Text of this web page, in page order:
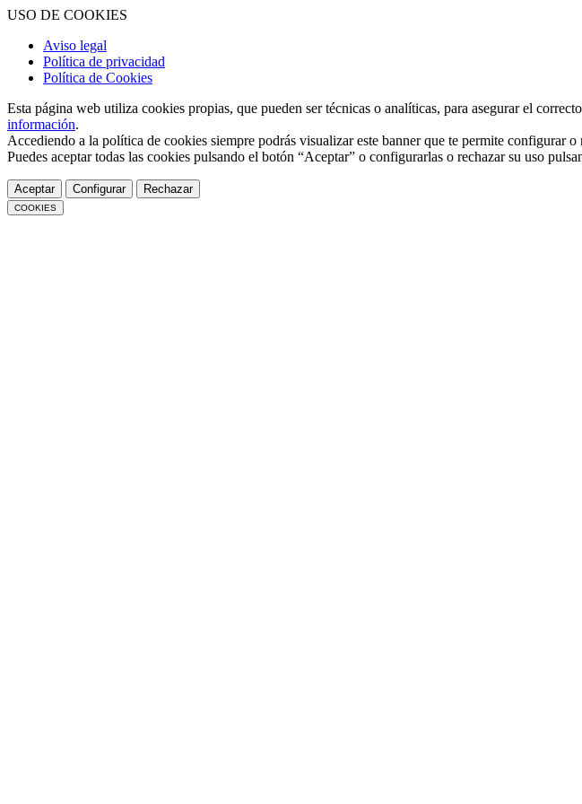
USO DE COOKIES
Aviso legal
Política de privacidad
Política de Cookies
Esta página web utiliza cookies propias, que pueden ser técnicas o analíticas, para asegurar el
información.
Accediendo a la política de cookies siempre podrás visualizar este banner que te permite configurar o
Puedes aceptar todas las cookies pulsando el botón “Aceptar” o configurarlas o rechazar su uso
Aceptar Configurar Rechazar
COOKIES